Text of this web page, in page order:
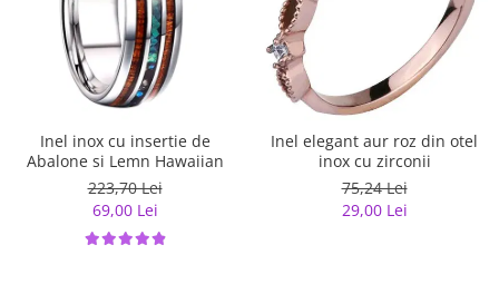
Inel inox cu insertie de
Abalone si Lemn Hawaiian
223,70 Lei
69,00 Lei
Inel elegant aur roz din otel
inox cu zirconii
75,24 Lei
29,00 Lei